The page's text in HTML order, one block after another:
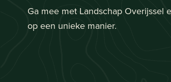
Ga mee met Landschap
op een unieke manier.